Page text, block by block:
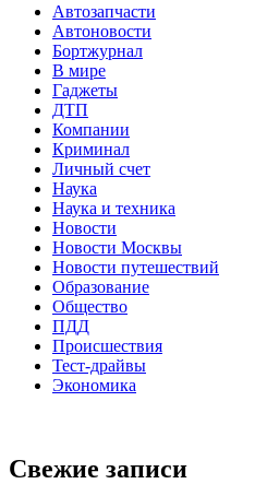
Автозапчасти
Автоновости
Бортжурнал
В мире
Гаджеты
ДТП
Компании
Криминал
Личный счет
Наука
Наука и техника
Новости
Новости Москвы
Новости путешествий
Образование
Общество
ПДД
Происшествия
Тест-драйвы
Экономика
Свежие записи